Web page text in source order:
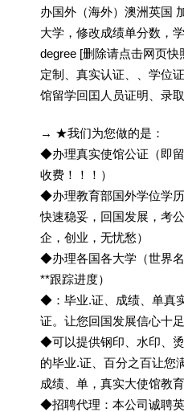
办国外（海外）澳洲英国
大学，修改成绩单分数，
degree [删除请点击网页
定制、真实认证、、学位
馆留学回囯人员证明、录
→ ★我们为您做的是：
◆办理真实使馆公证（即
收费！！！）
◆办理教育部国外学位学
快速稳妥，回国发展，考
企，创业，无忧愁）
◆办理各国各大学（世界
**跟踪进度）
◆：毕业.证、成绩、单真
证。让您回国发展信心十足
◆可以提供钢印、水印、
的毕业.证、百分之百让您
成绩、单，真实大使馆教
◆招聘代理：本公司诚聘